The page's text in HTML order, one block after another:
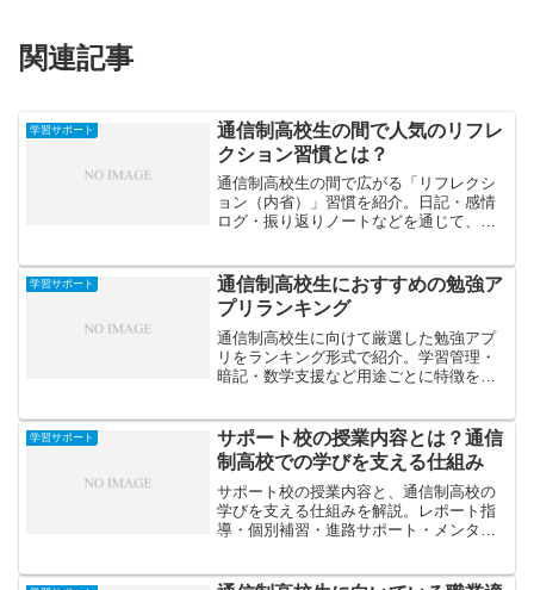
関連記事
学習サポート
通信制高校生の間で人気のリフレ
クション習慣とは？
通信制高校生の間で広がる「リフレクシ
ョン（内省）」習慣を紹介。日記・感情
ログ・振り返りノートなどを通じて、自
学習サポート
通信制高校生におすすめの勉強ア
プリランキング
通信制高校生に向けて厳選した勉強アプ
リをランキング形式で紹介。学習管理・
暗記・数学支援など用途ごとに特徴を比
学習サポート
サポート校の授業内容とは？通信
制高校での学びを支える仕組み
サポート校の授業内容と、通信制高校の
学びを支える仕組みを解説。レポート指
導・個別補習・進路サポート・メンタル